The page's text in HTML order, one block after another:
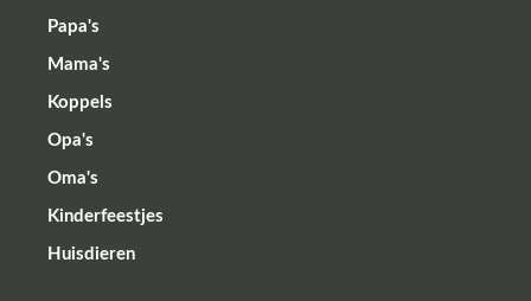
Papa's
Mama's
Koppels
Opa's
Oma's
Kinderfeestjes
Huisdieren